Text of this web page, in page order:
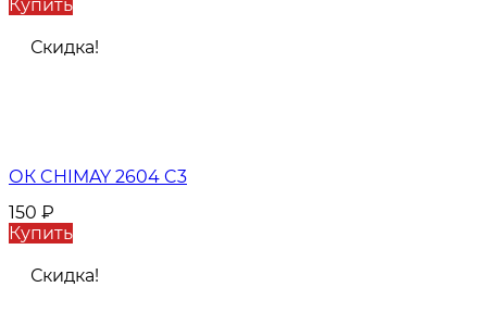
Купить
Скидка!
ОК CHIMAY 2604 C3
150 ₽
Купить
Скидка!